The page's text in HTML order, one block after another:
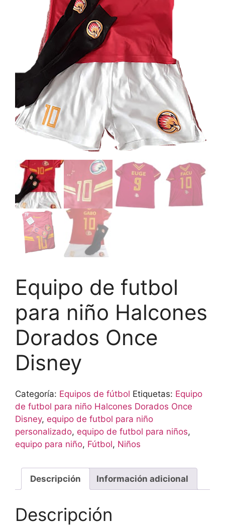
Equipo de futbol
para niño Halcones
Dorados Once
Disney
Categoría: Equipos de fútbol Etiquetas: Equipo
de futbol para niño Halcones Dorados Once
Disney, equipo de futbol para niño
personalizado, equipo de futbol para niños,
equipo para niño, Fútbol, Niños
Descripción Información adicional
Descripción